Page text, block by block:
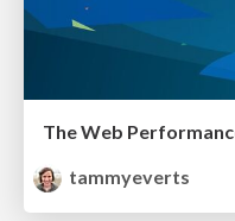
tammyeverts